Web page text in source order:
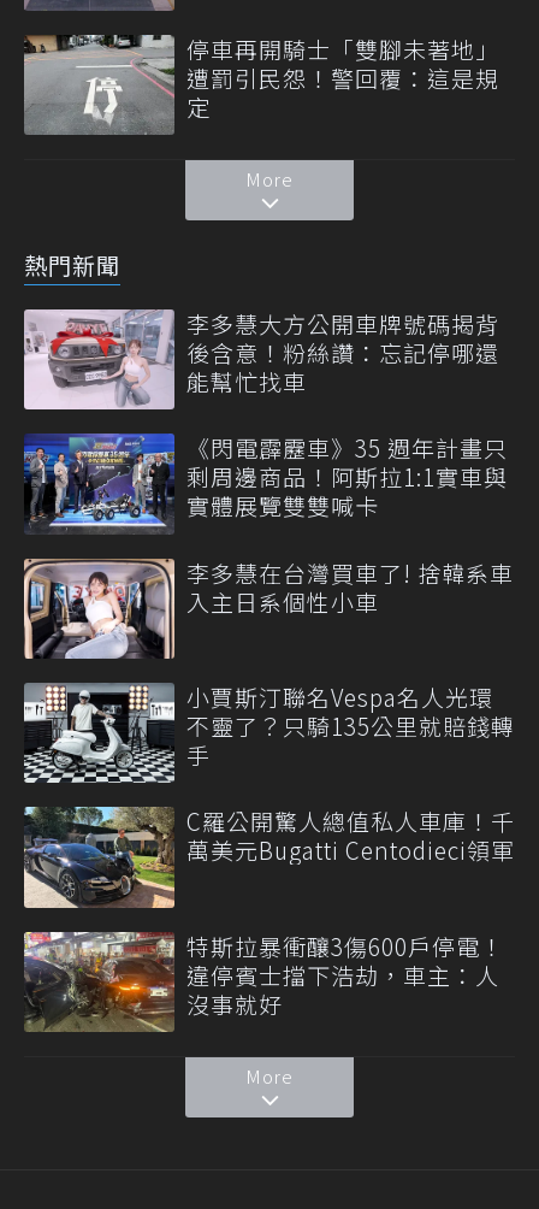
停車再開騎士「雙腳未著地」
遭罰引民怨！警回覆：這是規
定
More
熱門新聞
李多慧大方公開車牌號碼揭背
後含意！粉絲讚：忘記停哪還
能幫忙找車
《閃電霹靂車》35 週年計畫只
剩周邊商品！阿斯拉1:1實車與
實體展覽雙雙喊卡
李多慧在台灣買車了! 捨韓系車
入主日系個性小車
小賈斯汀聯名Vespa名人光環
不靈了？只騎135公里就賠錢轉
手
C羅公開驚人總值私人車庫！千
萬美元Bugatti Centodieci領軍
特斯拉暴衝釀3傷600戶停電！
違停賓士擋下浩劫，車主：人
沒事就好
More